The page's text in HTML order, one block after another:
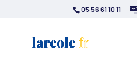
05 56 61 10 11